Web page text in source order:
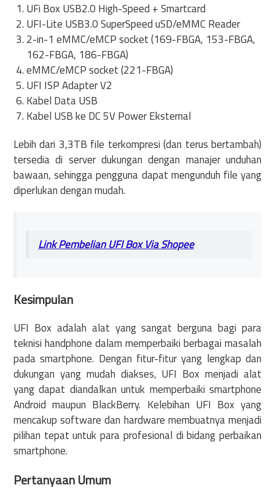
UFi Box USB2.0 High-Speed + Smartcard
UFI-Lite USB3.0 SuperSpeed uSD/eMMC Reader
2-in-1 eMMC/eMCP socket (169-FBGA, 153-FBGA,
162-FBGA, 186-FBGA)
eMMC/eMCP socket (221-FBGA)
UFI ISP Adapter V2
Kabel Data USB
Kabel USB ke DC 5V Power Eksternal
Lebih dari 3,3TB file terkompresi (dan terus bertambah)
tersedia di server dukungan dengan manajer unduhan
bawaan, sehingga pengguna dapat mengunduh file yang
diperlukan dengan mudah.
Link Pembelian UFI Box Via Shopee
Kesimpulan
UFI Box adalah alat yang sangat berguna bagi para
teknisi handphone dalam memperbaiki berbagai masalah
pada smartphone. Dengan fitur-fitur yang lengkap dan
dukungan yang mudah diakses, UFI Box menjadi alat
yang dapat diandalkan untuk memperbaiki smartphone
Android maupun BlackBerry. Kelebihan UFI Box yang
mencakup software dan hardware membuatnya menjadi
pilihan tepat untuk para profesional di bidang perbaikan
smartphone.
Pertanyaan Umum